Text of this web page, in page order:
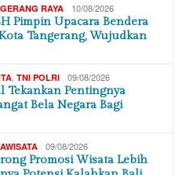
RAYA 10/08/2026
Pimpin Upacara Bendera
Tangerang, Wujudkan
TNI POLRI 09/08/2026
Tekankan Pentingnya
Bela Negara Bagi
09/08/2026
Promosi Wisata Lebih